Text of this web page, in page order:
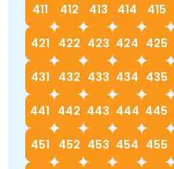
411 412 413 414 415
421 422 423 424 425
431 432 433 434 435
441 442 443 444 445
451 452 453 454 455